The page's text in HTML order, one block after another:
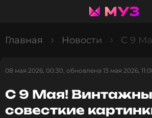
Главная Новости С 9
08 мая 2026, 00:30, обновлена 13 мая 2026,
С 9 Мая!
совесткие